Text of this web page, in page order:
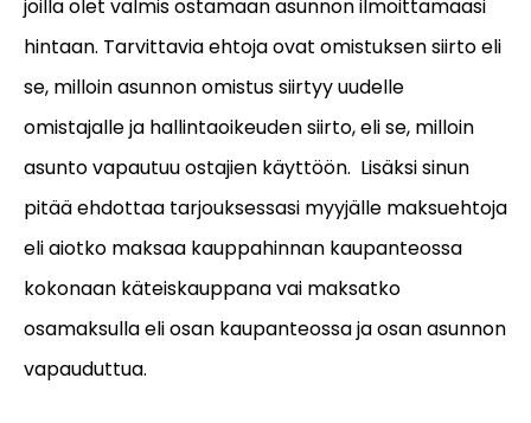
joilla olet valmis ostamaan asunnon ilmoittamaasi
hintaan. Tarvittavia ehtoja ovat omistuksen siirto eli
se, milloin asunnon omistus siirtyy uudelle
omistajalle ja hallintaoikeuden siirto, eli se, milloin
asunto vapautuu ostajien käyttöön. Lisäksi sinun
pitää ehdottaa tarjouksessasi myyjälle maksuehtoja
eli aiotko maksaa kauppahinnan kaupanteossa
kokonaan käteiskauppana vai maksatko
osamaksulla eli osan kaupanteossa ja osan asunnon
vapauduttua.